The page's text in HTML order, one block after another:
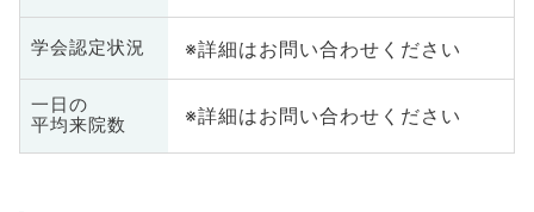
学会認定状況 ※詳細はお問い合わせください
一日の
平均来院数
※詳細はお問い合わせください